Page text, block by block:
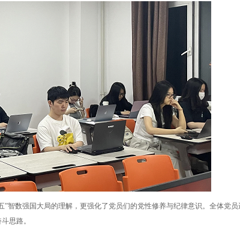
”智数强国大局的理解，更强化了党员们的党性修养与纪律意识。全体党员
思路。